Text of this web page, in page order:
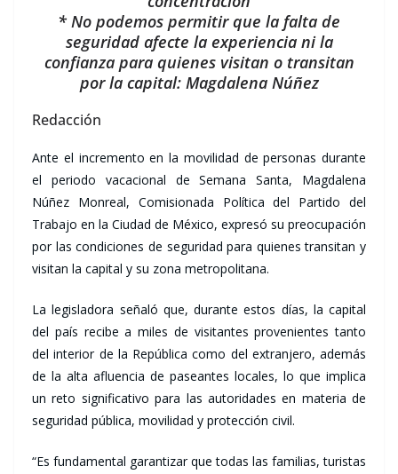
* No podemos permitir que la falta de
seguridad afecte la experiencia ni la
confianza para quienes visitan o transitan
por la capital: Magdalena Núñez
Redacción
Ante el incremento en la movilidad de personas durante
el periodo vacacional de Semana Santa, Magdalena
Núñez Monreal, Comisionada Política del Partido del
Trabajo en la Ciudad de México, expresó su preocupación
por las condiciones de seguridad para quienes transitan y
visitan la capital y su zona metropolitana.
La legisladora señaló que, durante estos días, la capital
del país recibe a miles de visitantes provenientes tanto
del interior de la República como del extranjero, además
de la alta afluencia de paseantes locales, lo que implica
un reto significativo para las autoridades en materia de
seguridad pública, movilidad y protección civil.
“Es fundamental garantizar que todas las familias, turistas